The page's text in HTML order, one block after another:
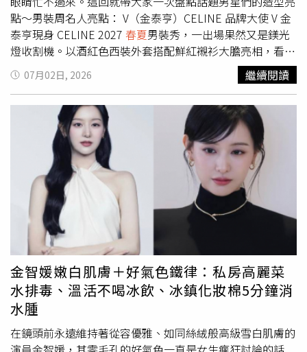
門活動。六、樂的開運大法：切勿急躁：「大暑」高溫酷
熱，易動肝火，容易心煩意亂、食欲不振、急躁焦慮等；靜
心養生，俗話說「心靜自然涼」，心態宜清靜，越是天熱越
陽。黑色容易吸熱造成中暑，衣著要淡色而素雅。住的開運
大法：忌長時間吹空調： 空調是感冒病發的罪魁禍首，其
很好的製冷效果，能夠給身體帶來及時的舒適感，但是也給
身體帶來了感冒病菌侵犯的機會。很多人認為感冒只是小
病，對心臟健康沒什麼關係，其實不然!感冒雖為小病，但
是其對肺部的傷害大，感冒不及時醫治，將會有併發症，例
如咳嗽、肺部感染、支氣管炎症等。心肺相連，肺部疾病很
快將會影響心臟部位的健康。所以，我們千萬不可小覷感冒
給心臟帶來的危害。行的開運大法：忌熬夜： 小暑節氣裡
氣溫高，溼度大，天氣悶熱，氣壓低，患有心肌炎後遺症的
人易出現心律變緩、胸悶氣短等症狀。養生要注意早睡早
起，避免熬夜。育的開運大法：忌大量勞動： 小暑時氣候
炎熱，人體能量消耗較大，此時宜遵循「少動多靜」的養生
原則，以免陽氣外泄太過。每天作息應有規律，除了要保證
充足的睡眠外，也要注意勞逸結合，運動時一定要掌握好強
度，避免強度過大。樂的開運大法：1.宜靜心： 天氣炎熱，
人們容易煩躁不安，易動肝火，愛犯困，少精神，在養生健
康方面，應該根據季節與五臟的對應關係，養護好心臟。中
醫認為，平心靜氣，可以舒緩緊張的情緒，使心情舒暢、氣
血和緩；既有助於心臟機能的旺盛，也符合「春夏養陽」的
原則。 2.忌激動： 激動分為兩種，開心和生氣。人在開心
點～男裝周名人亮點： V（金泰亨）CELINE 品牌大使 V 金
泰亨現身 CELINE 2027 春夏男裝秀，一出場果然又是鎂光
燈收割機。以酒紅色西裝外套搭配鮮紅襯衫大膽亮相，看似
高難度的紅色系疊搭，卻靠深淺層次穿出極具質感的視覺張
力。下身搭配高腰寬版長褲與棕色皮鞋，拉長比例之餘也讓
整體更顯瀟灑，大框墨鏡更是神來一筆，瞬間把復古氛圍拉
滿。寬鬆卻俐落的輪廓，完美展現 V 招牌的鬆弛感時髦。
（圖／品牌提供）男裝周名人亮點：許光漢向來擅長乾淨系
穿搭的許光漢，在米蘭時裝週的接拍造型則以 Prada 風格現
身，示範什麼叫「不費力高級感」。沒有過度張揚的設計，
而是透過俐落剪裁與精準比例營造氣場，襯托出寬肩窄腰的
身形有夠性感，搭配 Bonnie 皮革手提包，低調中依然藏不
住質感。（圖／品牌提供）（圖／品牌提供）男裝周名人亮
點：CORTIS 成員金主訓、嚴成玹、安乾鎬韓國新生代男
團 CORTIS 成員金主訓（Juhoon）、嚴成玹
（Seonghyeon）與安乾鎬（Keonho）現身Dior 2027夏季
男裝秀，三人同框直接把現場變成顏值暴擊現場。團員們不
約而同選擇 Dior 擅長的優雅輪廓加入年輕街頭感，格紋襯
衫搭配白色丹寧褲，帶出清爽少年感；深藍格紋襯衫配寬鬆
牛仔褲則更顯隨性不羈，肩上的銀色流蘇裝飾成為整體最大
亮點，華麗得剛剛好。另一套以混紡針織上衣搭配黑色西裝
07月02日, 2026 繼續閱讀
金智媛嫩白肌膚＋好氣色鐵律：私房高麗菜
水排毒、溫活不喝冰飲、冰鎮化妝棉5分鐘消
水腫
在鏡頭前永遠維持著從容優雅、如同絲絨般高級雪白肌膚的